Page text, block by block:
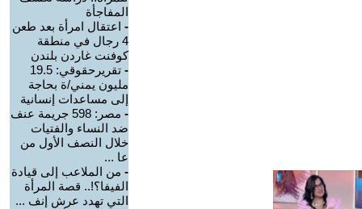
المفاجأة
- اعتقال امرأة بعد طعن
4 رجال في منطقة
كوفنت غاردن بلندن
-
تقريرحقوقي: 19.5
مليون يمني/ة بحاجة
إلى مساعدات إنسانية
-
مصر: 598 جريمة عنف
ضد النساء والفتيات
خلال النصف الأول من
عا ...
- من الملاعب إلى قيادة
الفيفا؟!.. قصة المرأة
التي تهدد عرش إنف ...